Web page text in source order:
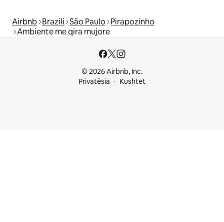
Airbnb Brazili São Paulo Pirapozinho
Ambiente me qira mujore
© 2026 Airbnb, Inc.
Privatësia
Kushtet